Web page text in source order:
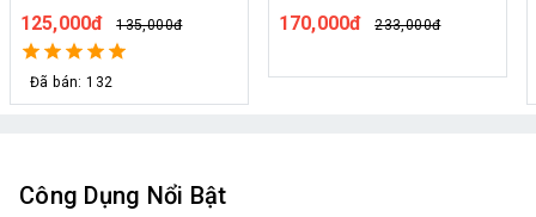
Famicom Nintedo
125,000đ 135,000đ
Đã bán: 132
170,000đ 233,000đ
Công Dụng Nổi Bật